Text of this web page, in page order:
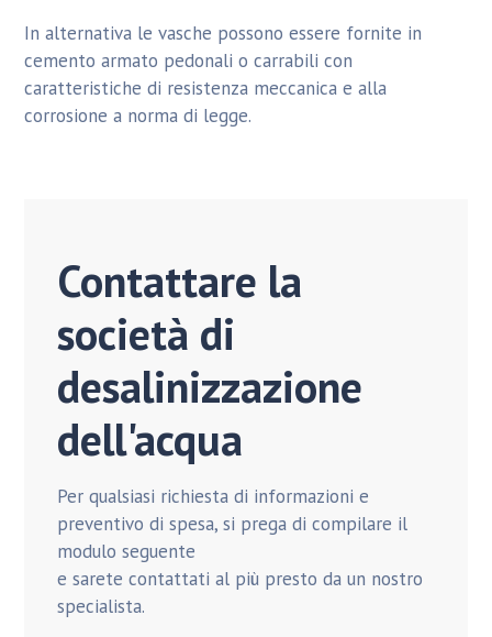
In alternativa le vasche possono essere fornite in
cemento armato pedonali o carrabili con
caratteristiche di resistenza meccanica e alla
corrosione a norma di legge.
Contattare la
società di
desalinizzazione
dell'acqua
Per qualsiasi richiesta di informazioni e
preventivo di spesa, si prega di compilare il
modulo seguente
e sarete contattati al più presto da un nostro
specialista.